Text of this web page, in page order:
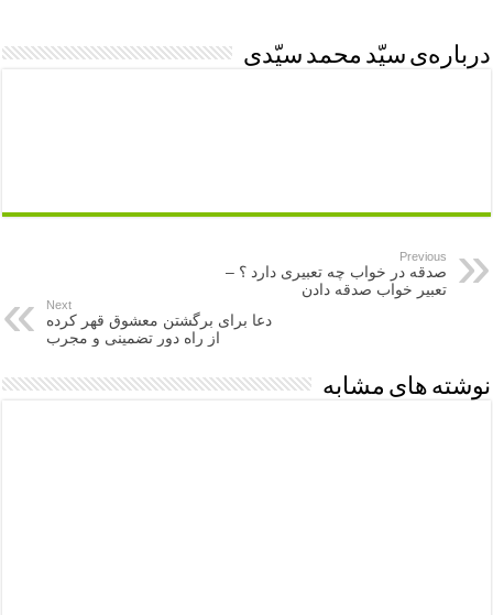
درباره‌ی سیّد محمد سیّدی
Previous
صدقه در خواب چه تعبیری دارد ؟ –
تعبیر خواب صدقه دادن
Next
دعا برای برگشتن معشوق قهر کرده
از راه دور تضمینی و مجرب
نوشته های مشابه